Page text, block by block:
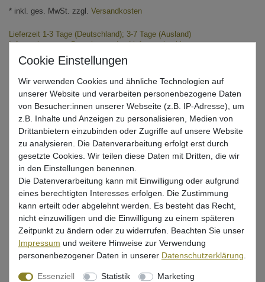
* inkl. ges. MwSt. zzgl. Versandkosten
Lieferzeit 1-3 Tage (Deutschland); 3-7 Tage (Ausland)
Informationen zur Berechnung des Liefertermins hier
In den Warenkorb
Wunschliste
Beschreibung
Bewertung
Produktsicherheit
Wir verwenden Cookies und ähnliche Technologien auf
unserer Website und verarbeiten personenbezogene Daten
von Besucher:innen unserer Webseite (z.B. IP-Adresse), um
z.B. Inhalte und Anzeigen zu personalisieren, Medien von
Drittanbietern einzubinden oder Zugriffe auf unsere Website
zu analysieren. Die Datenverarbeitung erfolgt erst durch
gesetzte Cookies. Wir teilen diese Daten mit Dritten, die wir
in den Einstellungen benennen.
Die Datenverarbeitung kann mit Einwilligung oder aufgrund
eines berechtigten Interesses erfolgen. Die Zustimmung
kann erteilt oder abgelehnt werden. Es besteht das Recht,
nicht einzuwilligen und die Einwilligung zu einem späteren
Zeitpunkt zu ändern oder zu widerrufen. Beachten Sie unser
Impressum und weitere Hinweise zur Verwendung
personenbezogener Daten in unserer Daten­schutz­erklärung
Essenziell Statistik
Marketing